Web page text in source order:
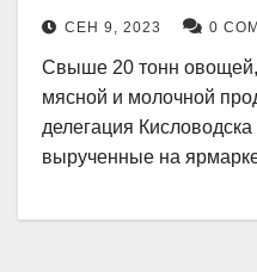
СЕН 9, 2023 0
Свыше 20 тонн
мясной и молочной
делегация
вырученные на